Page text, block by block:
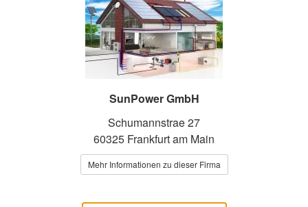
SunPower GmbH
Schumannstrae 27
60325 Frankfurt am Main
Mehr Informationen zu dieser Firma